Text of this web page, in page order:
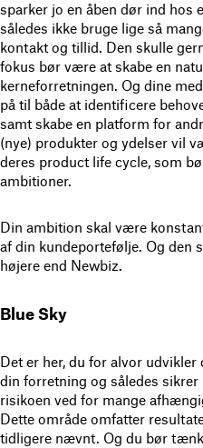
sparker jo en åben dør ind hos
således ikke bruge lige så
kontakt og tillid. Den skulle
fokus bør være at skabe en
kerneforretningen. Og dine
på til både at identificere
samt skabe en platform for
(nye) produkter og ydelser vil
deres product life cycle, som
ambitioner.
Din ambition skal være
af din kundeportefølje. Og den
højere end Newbiz.
Blue Sky
Det er her, du for alvor
din forretning og således
risikoen ved for mange
Dette område omfatter
tidligere nævnt. Og du bør